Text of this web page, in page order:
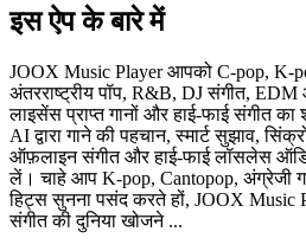
इस ऐप के बारे में
JOOX Music Player आपको C-pop, K-
अंतरराष्ट्रीय पॉप, R&B, DJ संगीत,
लाइसेंस प्राप्त गानों और हाई-फाई संगीत का
AI द्वारा गाने की पहचान, स्मार्ट सुझाव,
ऑफ़लाइन संगीत और हाई-फाई लॉसलेस
लें। चाहे आप K-pop, Cantopop, अंग्रेजी
हिट्स सुनना पसंद करते हों, JOOX Music
संगीत की दुनिया खोजने ...